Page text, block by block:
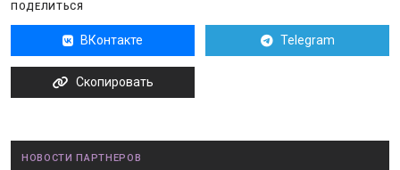
ПОДЕЛИТЬСЯ
ВКонтакте Telegram
Скопировать
НОВОСТИ ПАРТНЕРОВ